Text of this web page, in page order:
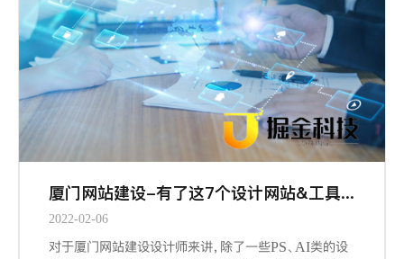
厦门网站建设-有了这7个设计网站&工具，做设计更有谱了
2022-02-06
对于厦门网站建设设计师来讲，除了一些PS、AI类的设